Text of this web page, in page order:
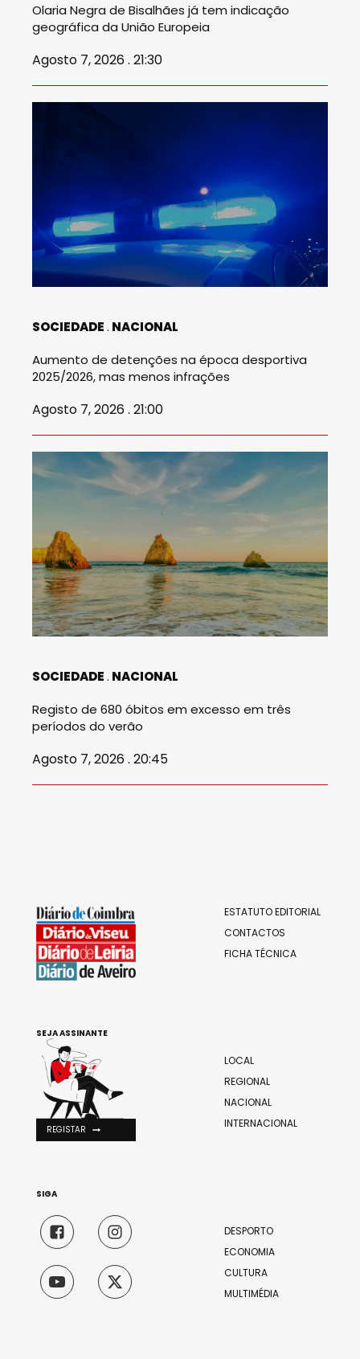
Olaria Negra de Bisalhães já tem indicação
geográfica da União Europeia
Agosto 7, 2026 . 21:30
SOCIEDADE NACIONAL
Aumento de detenções na época desportiva
2025/2026, mas menos infrações
Agosto 7, 2026 . 21:00
SOCIEDADE NACIONAL
Registo de 680 óbitos em excesso em três
períodos do verão
Agosto 7, 2026 . 20:45
ESTATUTO EDITORIAL
CONTACTOS
FICHA TÉCNICA
LOCAL
REGIONAL
NACIONAL
INTERNACIONAL
DESPORTO
ECONOMIA
CULTURA
MULTIMÉDIA
SEJA ASSINANTE
REGISTAR
SIGA